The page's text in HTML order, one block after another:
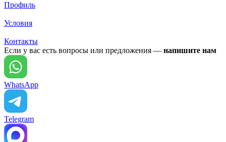
Профиль
Условия
Контакты
Если у вас есть вопросы или предложения — напишите нам
WhatsApp
Telegram